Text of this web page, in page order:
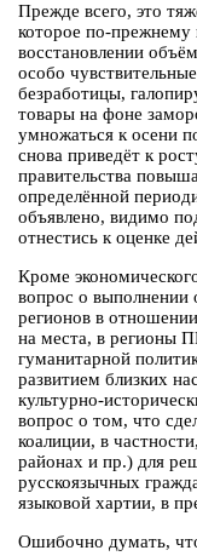
Прежде всего, это
которое по-прежнему
восстановлении
особо
безработицы,
товары на фоне
умножаться к осени
снова приведёт к
правительства
определённой
объявлено, видимо
отнестись к оценке
Кроме
вопрос о выполнении
регионов в
на места, в регионы
гуманитарной
развитием близких
культурно-
вопрос о том, что
коалиции, в
районах и пр.) для
русскоязычных
языковой хартии, в
Ошибочно думать,